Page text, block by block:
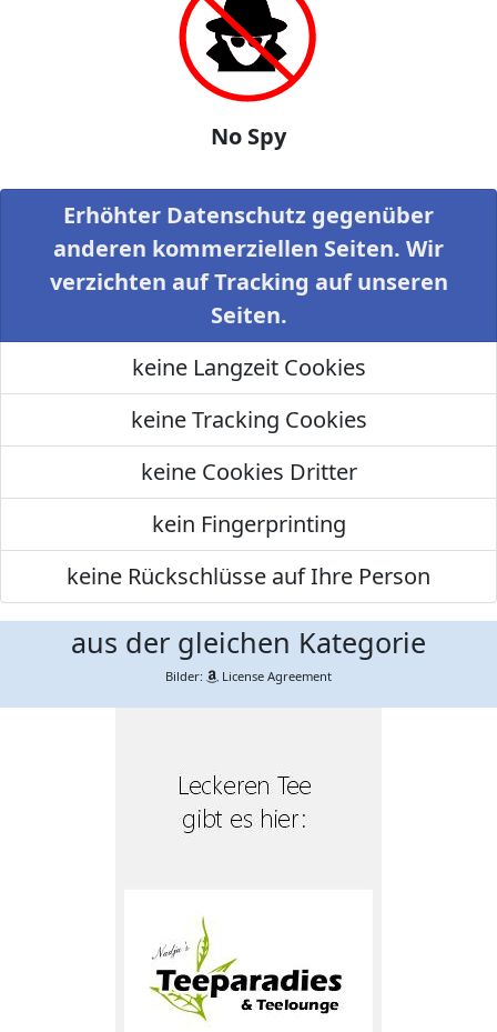
No Spy
Erhöhter Datenschutz gegenüber
anderen kommerziellen Seiten. Wir
verzichten auf Tracking auf unseren
Seiten.
keine Langzeit Cookies
keine Tracking Cookies
keine Cookies Dritter
kein Fingerprinting
keine Rückschlüsse auf Ihre Person
aus der gleichen Kategorie
Bilder: License Agreement